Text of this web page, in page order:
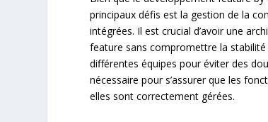
principaux défis est la gestion de la
intégrées. Il est crucial d’avoir une
feature sans compromettre la
différentes équipes pour éviter des
nécessaire pour s’assurer que les
elles sont correctement gérées.